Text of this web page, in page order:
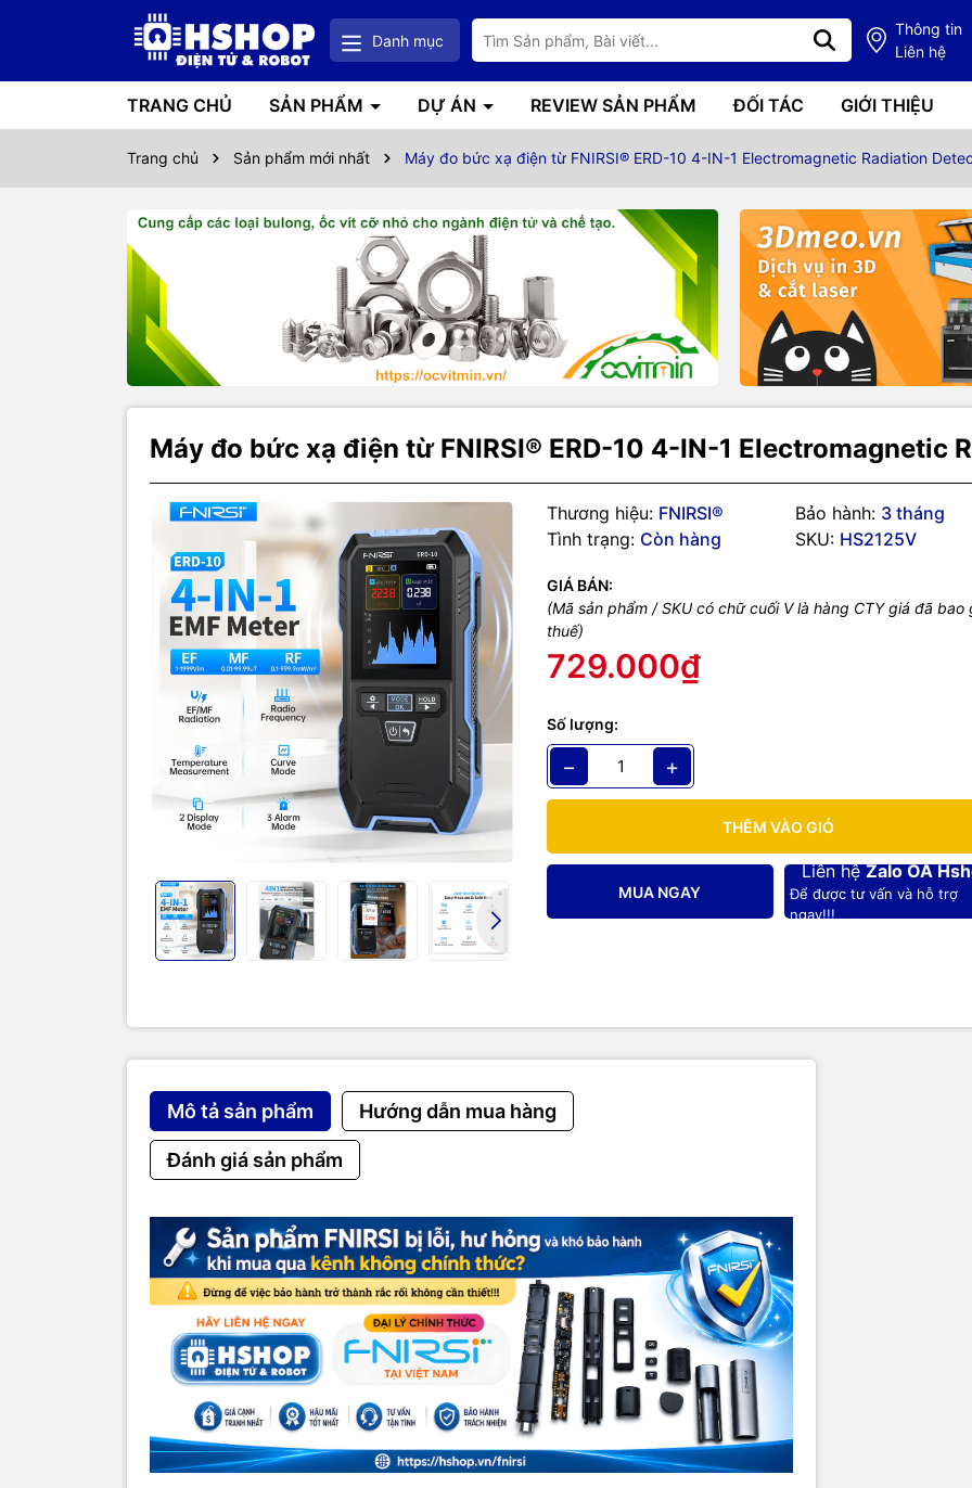
Danh mục
Thông tin
Liên hệ
TRANG CHỦ SẢN PHẨM DỰ ÁN REVIEW SẢN PHẨM ĐỐI TÁC GIỚI THIỆU
Trang chủ Sản phẩm mới nhất Máy đo bức xạ điện từ FNIRSI® ERD-10 4-IN-1 Electromagnetic Radiation
Máy đo bức xạ điện từ FNIRSI® ERD-10 4-IN-1 Electromagnetic
Thương hiệu: FNIRSI® Bảo hành: 3 tháng
Tình trạng: Còn hàng SKU: HS2125V
GIÁ BÁN:
(Mã sản phẩm / SKU có chữ cuối V là hàng CTY giá đã bao
thuế)
729.000₫
Số lượng:
− +
THÊM VÀO GIỎ
MUA NGAY
Liên hệZalo OA
Để được tư vấn và hỗ trợ
ngay!!!
Mô tả sản phẩm Hướng dẫn mua hàng
Đánh giá sản phẩm
Thông số kỹ thuật
Lưu ý:
Sản phẩm được bảo hành3 thángvới các lỗi thuộc nhà sản xuất, Quý Khách
hướng dẫn sử dụng trước khi dùng, trường hợp
máy bị hư hỏng, chập cháy do
không đúng theo hướng dẫn của nhà sản xuất hoặc kết nối sai cổng quy định
bị từ chối bảo hành.
Quý Khách nên cấp nguồn hoặc sạc máy bằng Nguồn và dây USB chất lượng
thiết bị đo bức xạ điện từ chuyên dụng, giúp giám sát và đánh giá mức độ an
trường xung quanh. Sản phẩm phù hợp sử dụng trong gia đình, văn phòng, ô tô
như cường độ điện trường, từ trường, công suất bức xạ RF và nhiệt độ môi
chính xác cao cùng khả năng cài đặt ngưỡng cảnh báo, ERD-10 giúp người
chóng phát hiện các nguồn bức xạ tiềm ẩn.
Ngoài ra,Máy đo bức xạ điện từ FNIRSI® ERD-10 4-IN-1 Electromagnetic
Detectorcòn hỗ trợ nhiều tính năng thông minh như lưu dữ liệu (Data Hold), tùy
sáng, âm lượng, tự động tắt nguồn và nâng cấp firmware. Thiết kế nhỏ gọn, pin
lượng lớn cùng cổng sạc Type-C giúp thiết bị tiện lợi cho việc mang theo và sử
ngày.
THÔNG SỐ KỸ THUẬT
1. Thông tin cơ bản